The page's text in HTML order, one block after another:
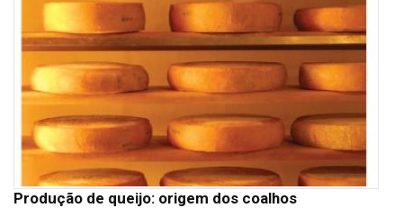
Produção de queijo: origem dos coalhos